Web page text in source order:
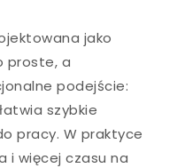
jako
proste, a
podejście:
szybkie
pracy. W praktyce
i więcej czasu na